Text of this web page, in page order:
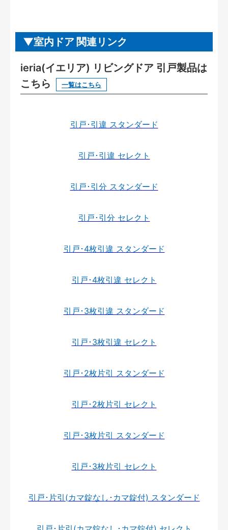
室内ドア 関連リンク
ieria(イエリア) リビングドア 引戸製品は
こちら
一覧はこちら
引戸･引違 スタンダード
引戸･引違 セレクト
引戸･引分 スタンダード
引戸･引分 セレクト
引戸･4枚引違 スタンダード
引戸･4枚引違 セレクト
引戸･3枚引違 スタンダード
引戸･3枚引違 セレクト
引戸･2枚片引 スタンダード
引戸･2枚片引 セレクト
引戸･3枚片引 スタンダード
引戸･3枚片引 セレクト
引戸･片引(カマ錠なし･カマ錠付) スタンダード